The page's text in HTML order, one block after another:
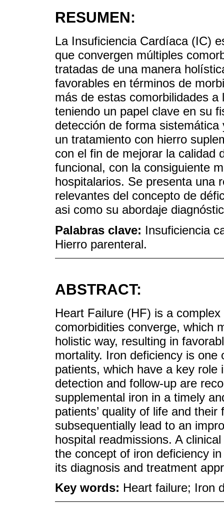
RESUMEN:
La Insuficiencia Cardíaca (IC)
que convergen múltiples
tratadas de una manera
favorables en términos de
más de estas comorbilidades
teniendo un papel clave en su
detección de forma
un tratamiento con hierro
con el fin de mejorar la calidad
funcional, con la consiguiente
hospitalarios. Se presenta una
relevantes del concepto de
asi como su abordaje
Palabras clave: Insuficiencia
Hierro parenteral.
ABSTRACT:
Heart Failure (HF) is a
comorbidities converge, which
holistic way, resulting in
mortality. Iron deficiency is
patients, which have a key role
detection and follow-up are
supplemental iron in a timely
patients’ quality of life and
subsequentially lead to an
hospital readmissions. A
the concept of iron deficiency
its diagnosis and treatment
Key words: Heart failure; Iron